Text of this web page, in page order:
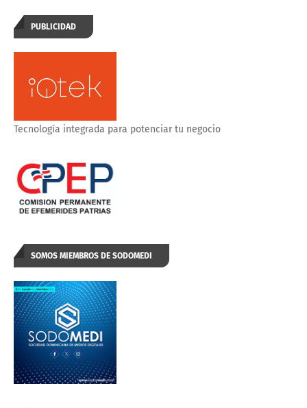
PUBLICIDAD
Tecnología integrada para potenciar tu negocio
SOMOS MIEMBROS DE SODOMEDI